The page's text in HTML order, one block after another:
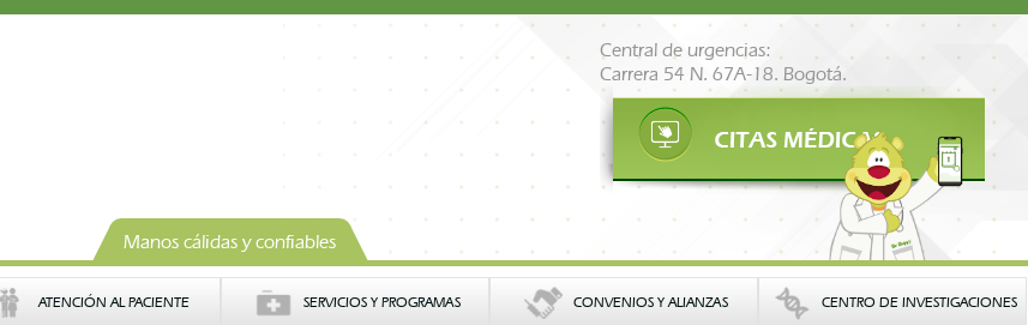
Central de urgencias:
Carrera 54 N. 67A-18. Bogotá.
Manos cálidas y confiables
ATENCIÓN AL PACIENTE SERVICIOS Y PROGRAMAS CONVENIOS Y ALIANZAS CENTRO DE INVESTIGACIONES